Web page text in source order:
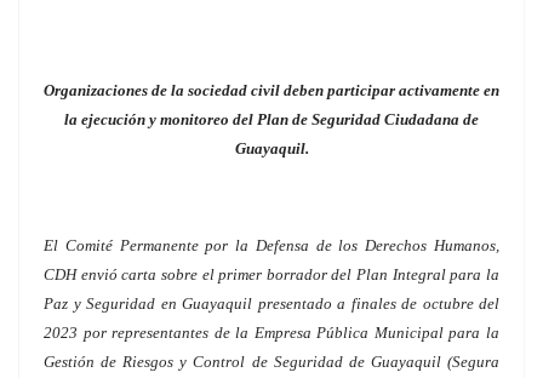
Organizaciones de la sociedad civil deben participar activamente en
la ejecución y monitoreo del Plan de Seguridad Ciudadana de
Guayaquil.
El Comité Permanente por la Defensa de los Derechos Humanos,
CDH envió carta sobre el primer borrador del Plan Integral para la
Paz y Seguridad en Guayaquil presentado a finales de octubre del
2023 por representantes de la Empresa Pública Municipal para la
Gestión de Riesgos y Control de Seguridad de Guayaquil (Segura